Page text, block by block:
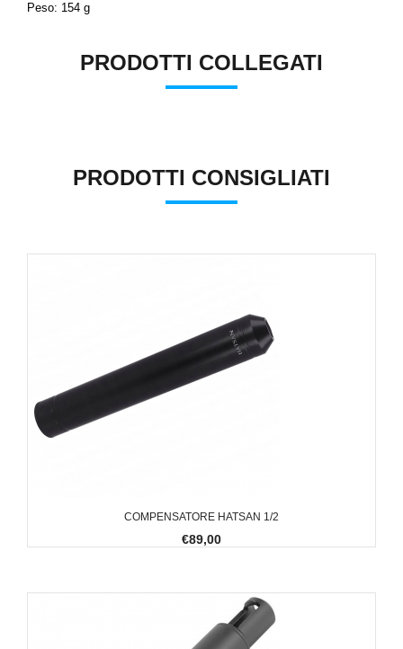
Peso: 154 g
PRODOTTI COLLEGATI
PRODOTTI CONSIGLIATI
COMPENSATORE HATSAN 1/2
€89,00